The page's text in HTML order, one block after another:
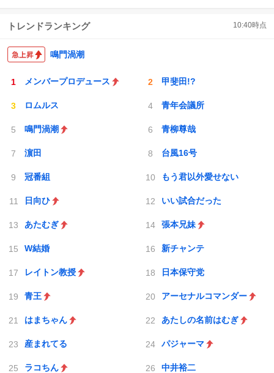
トレンドランキング 10:40時点
鳴門渦潮
メンバープロデュース 甲斐田!?
ロムルス 青年会議所
鳴門渦潮 青柳尊哉
濵田 台風16号
冠番組 もう君以外愛せない
日向ひ いい試合だった
あたむぎ 張本兄妹
W結婚 新チャンテ
レイトン教授 日本保守党
青王 アーセナルコマンダー
はまちゃん あたしの名前はむぎ
産まれてる パジャーマ
ラコちん 中井裕二